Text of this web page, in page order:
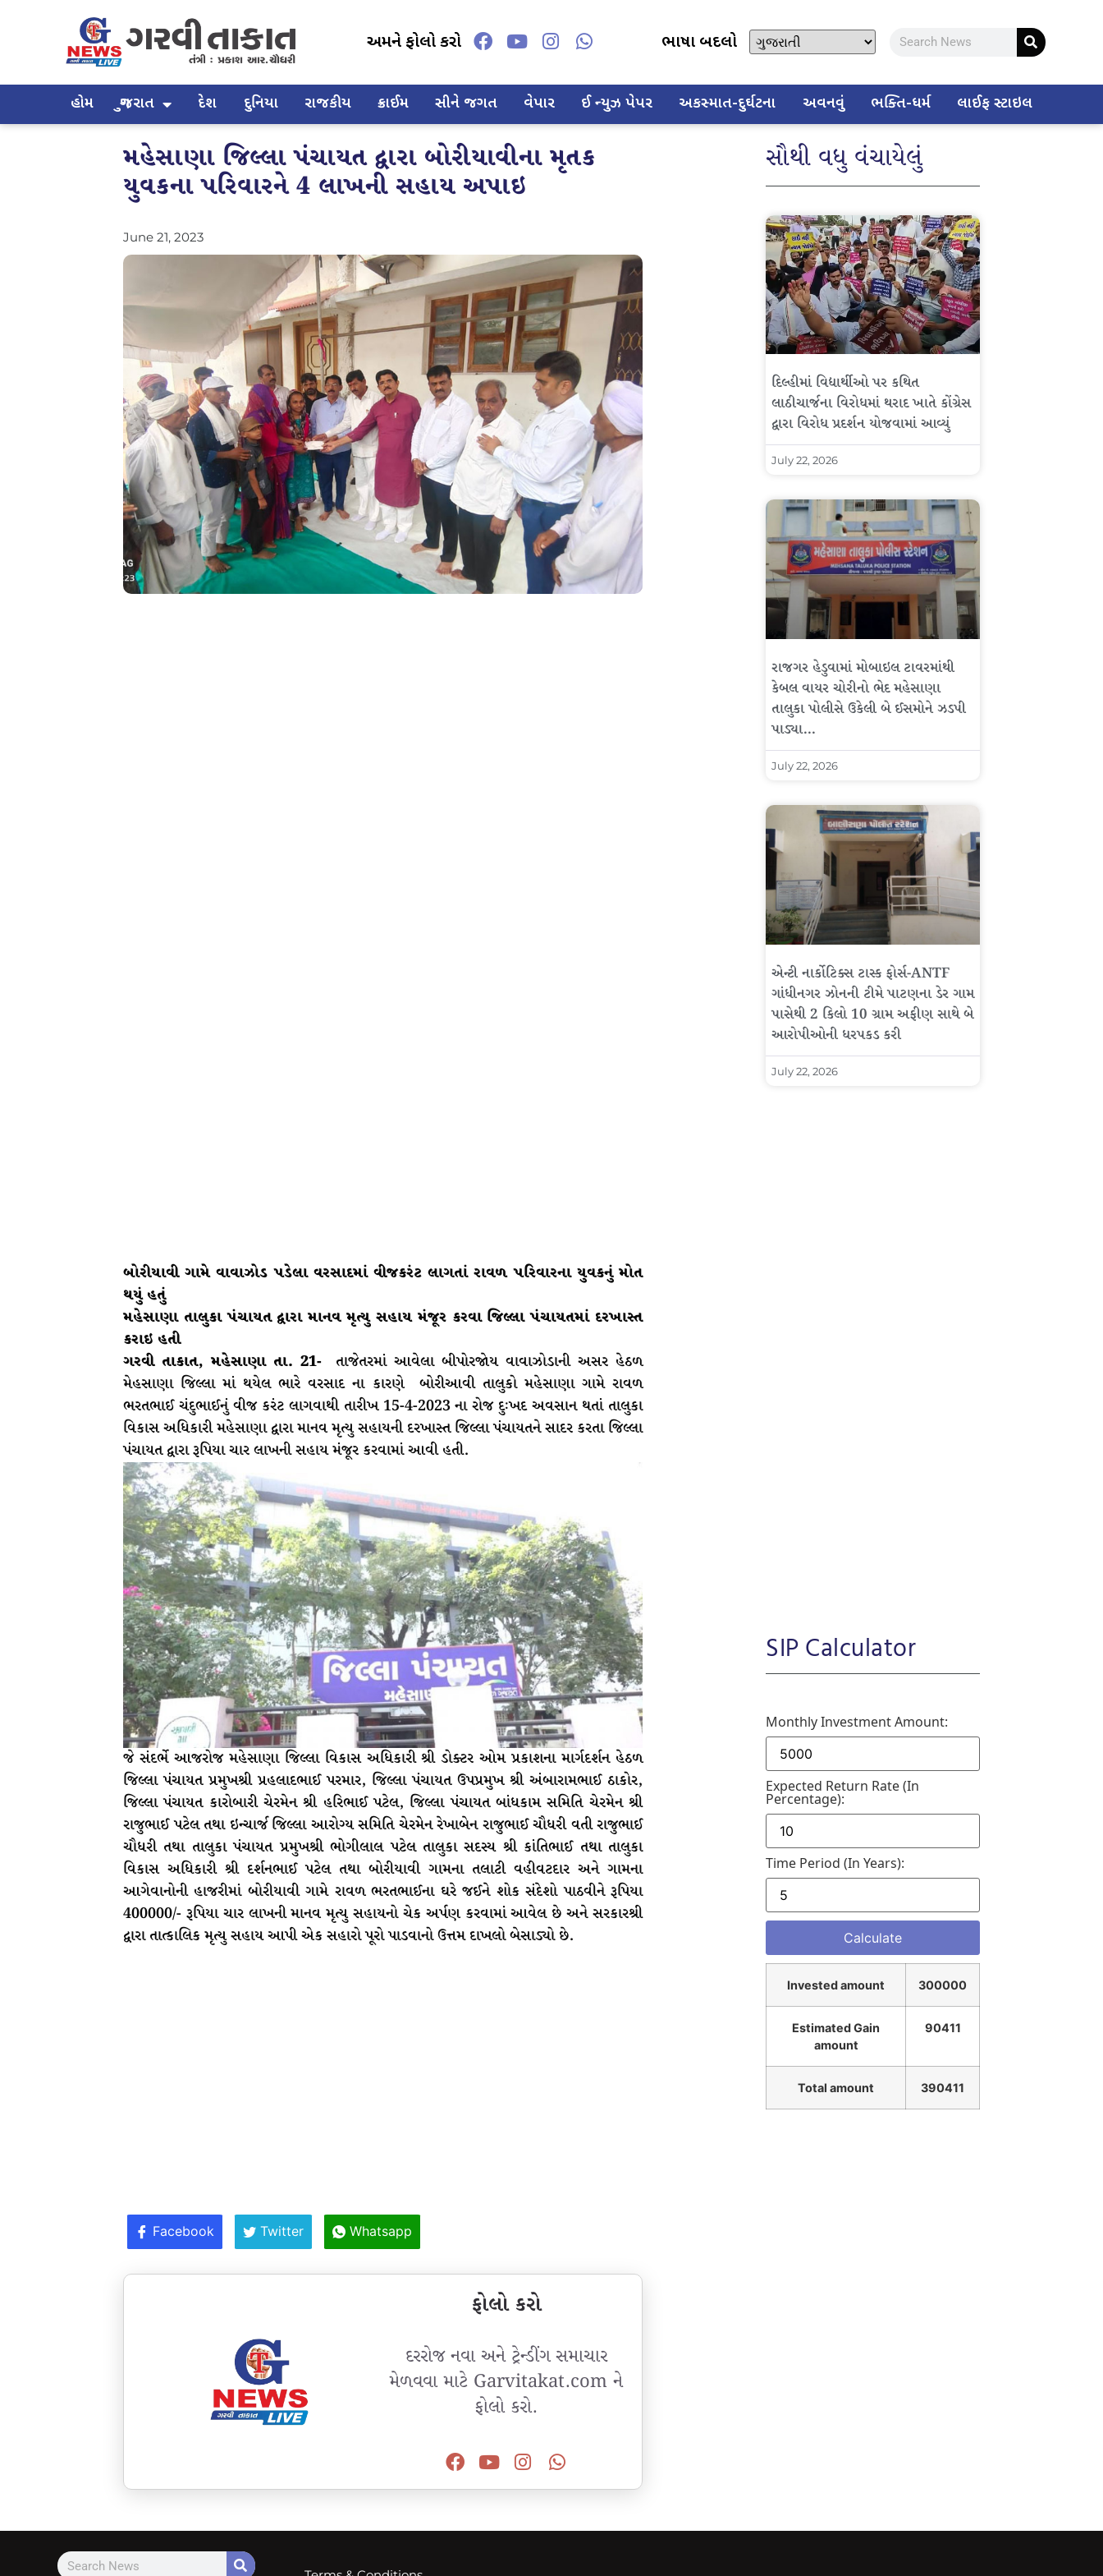
અમને ફોલો કરો ભાષા બદલો
હોમ ગુજરાત દેશ દુનિયા રાજકીય ક્રાઈમ સીને જગત વેપાર ઈ ન્યુઝ પેપર અકસ્માત-દુર્ઘટના અવનવું ભક્તિ-ધર્મ લાઈફ સ્ટાઇલ
મહેસાણા જિલ્લા પંચાયત દ્વારા બોરીયાવીના મૃતક
યુવકના પરિવારને 4 લાખની સહાય અપાઇ
June 21, 2023
બોરીયાવી ગામે વાવાઝોડ પડેલા વરસાદમાં વીજકરંટ લાગતાં રાવળ પરિવારના યુવકનું મોત
થયું હતું
મહેસાણા તાલુકા પંચાયત દ્વારા માનવ મૃત્યુ સહાય મંજૂર કરવા જિલ્લા પંચાયતમાં દરખાસ્ત
કરાઇ હતી
ગરવી તાકાત, મહેસાણા તા. 21-
તાજેતરમાં આવેલા બીપોરજોય વાવાઝોડાની અસર હેઠળ
મેહસાણા જિલ્લા માં થયેલ ભારે વરસાદ ના કારણે બોરીઆવી તાલુકો મહેસાણા ગામે રાવળ
ભરતભાઈ ચંદુભાઈનું વીજ કરંટ લાગવાથી તારીખ 15-4-2023 ના રોજ દુઃખદ અવસાન થતાં તાલુકા
વિકાસ અધિકારી મહેસાણા દ્વારા માનવ મૃત્યુ સહાયની દરખાસ્ત જિલ્લા પંચાયતને સાદર કરતા જિલ્લા
પંચાયત દ્વારા રૂપિયા ચાર લાખની સહાય મંજૂર કરવામાં આવી હતી.
જે સંદર્ભે આજરોજ મહેસાણા જિલ્લા વિકાસ અધિકારી શ્રી ડોક્ટર ઓમ પ્રકાશના માર્ગદર્શન હેઠળ
જિલ્લા પંચાયત પ્રમુખશ્રી પ્રહલાદભાઈ પરમાર, જિલ્લા પંચાયત ઉપપ્રમુખ શ્રી અંબારામભાઈ ઠાકોર,
જિલ્લા પંચાયત કારોબારી ચેરમેન શ્રી હરિભાઈ પટેલ, જિલ્લા પંચાયત બાંધકામ સમિતિ ચેરમેન શ્રી
રાજુભાઈ પટેલ તથા ઇન્ચાર્જ જિલ્લા આરોગ્ય સમિતિ ચેરમેન રેખાબેન રાજુભાઈ ચૌધરી વતી રાજુભાઈ
ચૌધરી તથા તાલુકા પંચાયત પ્રમુખશ્રી ભોગીલાલ પટેલ તાલુકા સદસ્ય શ્રી કાંતિભાઈ તથા તાલુકા
વિકાસ અધિકારી શ્રી દર્શનભાઈ પટેલ તથા બોરીયાવી ગામના તલાટી વહીવટદાર અને ગામના
આગેવાનોની હાજરીમાં બોરીયાવી ગામે રાવળ ભરતભાઈના ઘરે જઈને શોક સંદેશો પાઠવીને રૂપિયા
400000/- રૂપિયા ચાર લાખની માનવ મૃત્યુ સહાયનો ચેક અર્પણ કરવામાં આવેલ છે અને સરકારશ્રી
દ્વારા તાત્કાલિક મૃત્યુ સહાય આપી એક સહારો પૂરો પાડવાનો ઉત્તમ દાખલો બેસાડ્યો છે.
Facebook Twitter Whatsapp
ફોલો કરો
દરરોજ નવા અને ટ્રેન્ડીંગ સમાચાર
મેળવવા માટે Garvitakat.com ને
ફોલો કરો.
સૌથી વધુ વંચાયેલું
દિલ્હીમાં વિદ્યાર્થીઓ પર કથિત
લાઠીચાર્જના વિરોધમાં થરાદ ખાતે કોંગ્રેસ
દ્વારા વિરોધ પ્રદર્શન યોજવામાં આવ્યું
July 22, 2026
રાજગર હેડુવામાં મોબાઇલ ટાવરમાંથી
કેબલ વાયર ચોરીનો ભેદ મહેસાણા
તાલુકા પોલીસે ઉકેલી બે ઈસમોને ઝડપી
પાડ્યા…
July 22, 2026
એન્ટી નાર્કોટિક્સ ટાસ્ક ફોર્સ-ANTF
ગાંધીનગર ઝોનની ટીમે પાટણના ડેર ગામ
પાસેથી 2 કિલો 10 ગ્રામ અફીણ સાથે બે
આરોપીઓની ધરપકડ કરી
July 22, 2026
SIP Calculator
Monthly Investment Amount:
Expected Return Rate (in
Percentage):
Time Period (in Years):
Invested amount 300000
Estimated Gain
amount
90411
Total amount 390411